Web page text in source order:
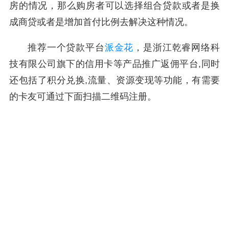
房的情况，那么购房者可以选择组合贷款或者是换
成商贷或者是增加首付比例去解决这种情况。
推荐一个贷款平台派金花 ，是浙江乾睿网络科
技有限公司旗下的信用卡等产品推广返佣平台,同时
还包括了积分兑换,流量、资源变现等功能，有需要
的卡友可通过下面扫描二维码注册。